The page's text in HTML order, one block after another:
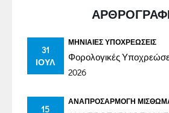
31
ΙΟΎΛ
ΜΗΝΙΑΊΕΣ ΥΠΟΧΡΕΏΣΕΙΣ
Φορολογικές
2026
15
ΑΝΑΠΡΟΣΑΡΜΟΓΉ